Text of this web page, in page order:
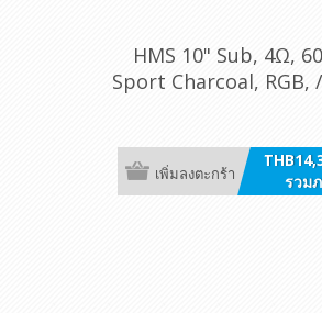
HMS 10" Sub, 4Ω,
Sport Charcoal, RGB,
รวม
เพิ่มลงตะกร้า